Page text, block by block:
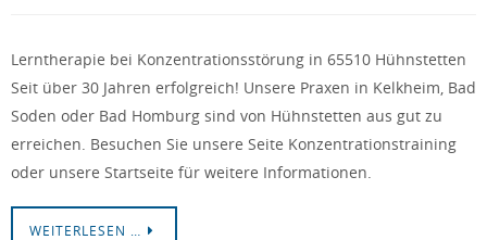
Lerntherapie bei Konzentrationsstörung in 65510 Hühnstetten
Seit über 30 Jahren erfolgreich! Unsere Praxen in Kelkheim, Bad
Soden oder Bad Homburg sind von Hühnstetten aus gut zu
erreichen. Besuchen Sie unsere Seite Konzentrationstraining
oder unsere Startseite für weitere Informationen.
WEITERLESEN …